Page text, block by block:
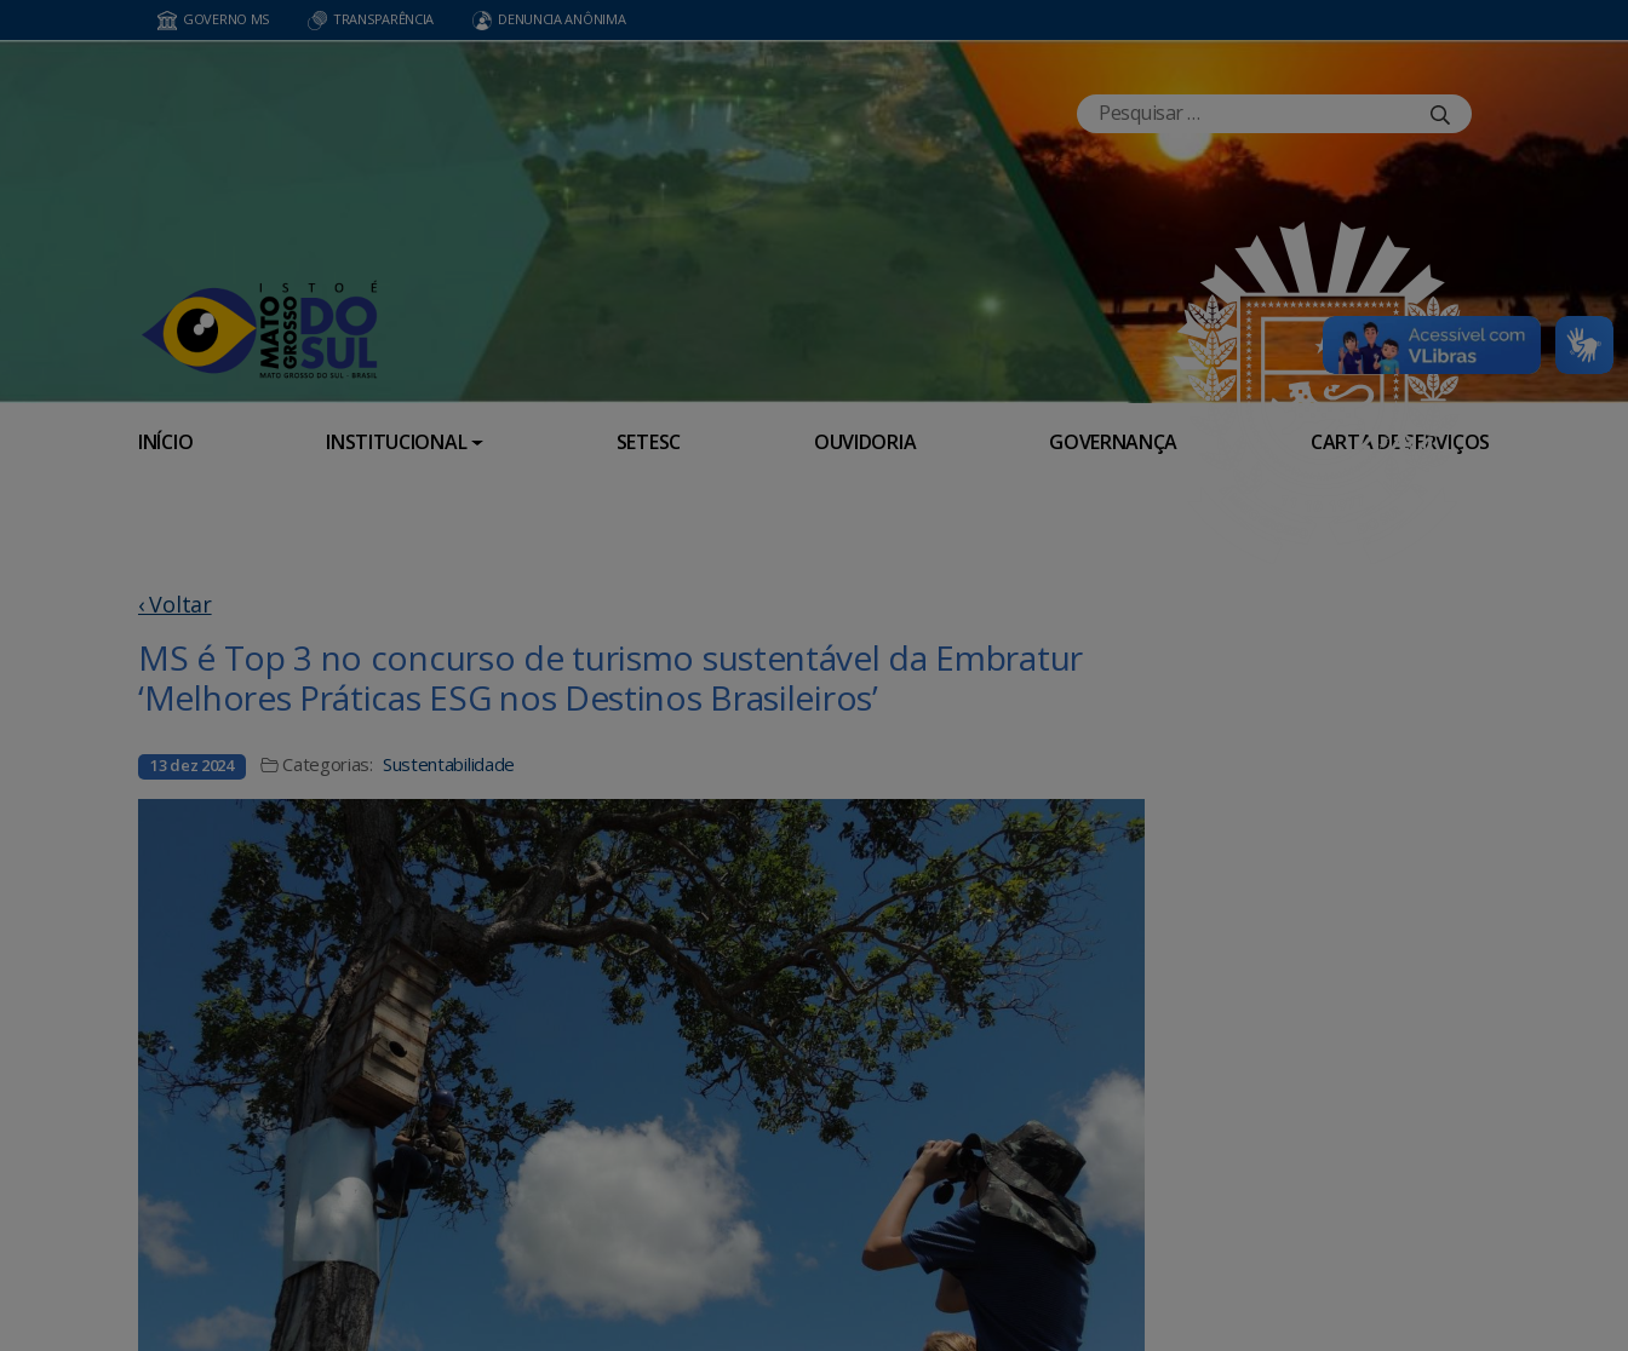
GOVERNO MS TRANSPARÊNCIA DENUNCIA ANÔNIMA
INÍCIO INSTITUCIONAL SETESC OUVIDORIA GOVERNANÇA CARTA DE SERVIÇOS
‹ Voltar
MS é Top 3 no concurso de turismo sustentável da Embratur
‘Melhores Práticas ESG nos Destinos Brasileiros’
13 dez 2024 Categorias: Sustentabilidade